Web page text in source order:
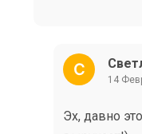
14
Эх, давно